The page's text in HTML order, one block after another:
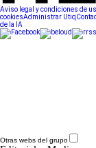
Aviso legal y condiciones de
cookiesAdministrar Utiq
de la IA
Otras webs del grupo